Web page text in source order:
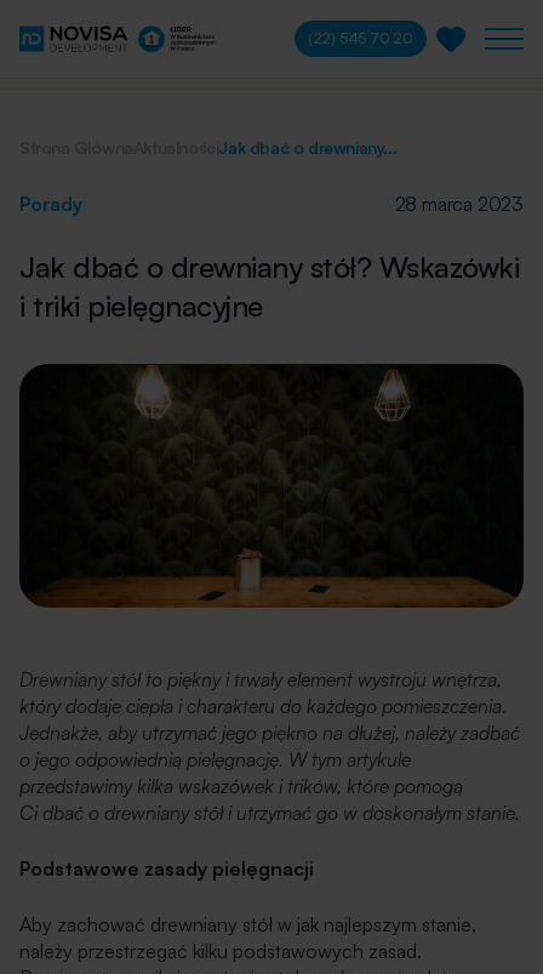
(22) 545 70 20
Jak dbać o drewniany...
Porady 28 marca 2023
Jak dbać o drewniany stół? Wskazówki
i triki pielęgnacyjne
Drewniany stół to piękny i trwały element wystroju wnętrza,
który dodaje ciepła i charakteru do każdego pomieszczenia.
Jednakże, aby utrzymać jego piękno na dłużej, należy zadbać
o jego odpowiednią pielęgnację. W tym artykule
przedstawimy kilka wskazówek i trików, które pomogą
Ci dbać o drewniany stół i utrzymać go w doskonałym stanie.
Podstawowe zasady pielęgnacji
Aby zachować drewniany stół w jak najlepszym stanie,
należy przestrzegać kilku podstawowych zasad.